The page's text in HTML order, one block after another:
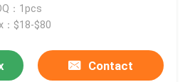
：1pcs
：$18-$80
Contact